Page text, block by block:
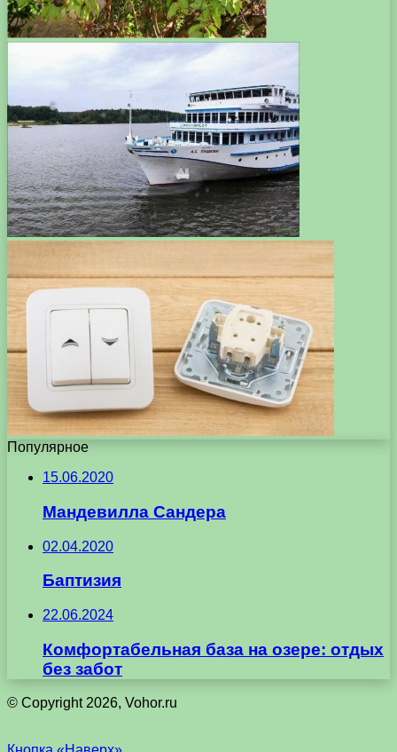
Популярное
15.06.2020
Мандевилла Сандера
02.04.2020
Баптизия
22.06.2024
Комфортабельная база на озере: отдых
без забот
© Copyright 2026, Vohor.ru